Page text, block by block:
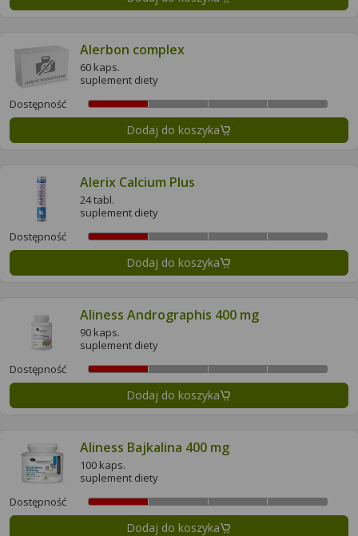
Alerbon complex
60 kaps.
suplement diety
Dostępność
Dodaj do koszyka
Alerix Calcium Plus
24 tabl.
suplement diety
Dostępność
Dodaj do koszyka
Aliness Andrographis 400 mg
90 kaps.
suplement diety
Dostępność
Dodaj do koszyka
Aliness Bajkalina 400 mg
100 kaps.
suplement diety
Dostępność
Dodaj do koszyka